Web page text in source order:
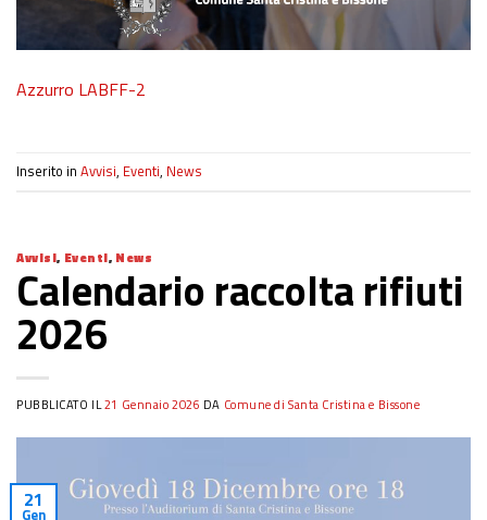
Azzurro LABFF-2
Inserito in Avvisi, Eventi, News
Avvisi, Eventi, News
Calendario raccolta rifiuti
2026
PUBBLICATO IL21 Gennaio 2026 DA Comune di Santa Cristina e Bissone
21
Gen